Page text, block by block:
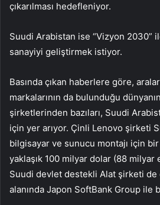
çıkarılması hedefleniyor.
Suudi Arabistan ise “Vizyon 2030”
sanayiyi geliştirmek istiyor.
Basında çıkan haberlere göre,
markalarının da bulunduğu
şirketlerinden bazıları, Suudi
için yer arıyor. Çinli Lenovo şirketi
bilgisayar ve sunucu montajı için
yaklaşık 100 milyar dolar (88
Suudi devlet destekli Alat şirketi
alanında Japon SoftBank Group ile